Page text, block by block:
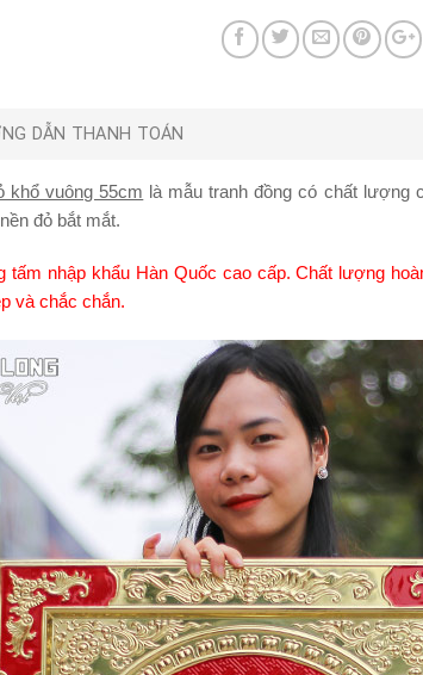
DẪN THANH TOÁN
khổ vuông 55cm là mẫu tranh đồng có chất lượng
đỏ bắt mắt.
tấm nhập khẩu Hàn Quốc cao cấp. Chất lượng
và chắc chắn.